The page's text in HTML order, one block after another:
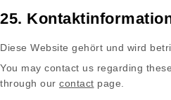
25.
Diese Website gehört und wird
You may contact us regarding
through our contact page.